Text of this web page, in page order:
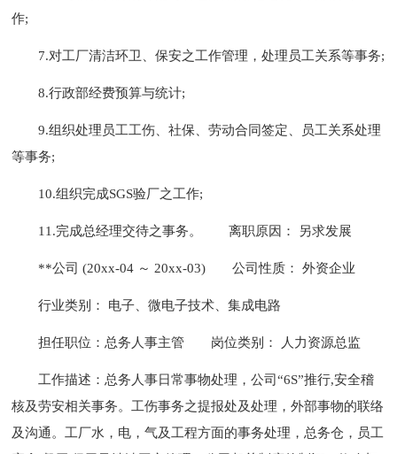
作;
7.对工厂清洁环卫、保安之工作管理，处理员工关系等事务;
8.行政部经费预算与统计;
9.组织处理员工工伤、社保、劳动合同签定、员工关系处理
等事务;
10.组织完成SGS验厂之工作;
11.完成总经理交待之事务。 离职原因： 另求发展
**公司 (20xx-04 ～ 20xx-03) 公司性质： 外资企业
行业类别： 电子、微电子技术、集成电路
担任职位：总务人事主管 岗位类别： 人力资源总监
工作描述：总务人事日常事物处理，公司“6S”推行,安全稽
核及劳安相关事务。工伤事务之提报处及处理，外部事物的联络
及沟通。工厂水，电，气及工程方面的事务处理，总务仓，员工